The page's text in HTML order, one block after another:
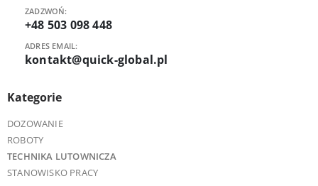
ZADZWOŃ:
+48 503 098 448
ADRES EMAIL:
kontakt@quick-global.pl
Kategorie
DOZOWANIE
ROBOTY
TECHNIKA LUTOWNICZA
STANOWISKO PRACY